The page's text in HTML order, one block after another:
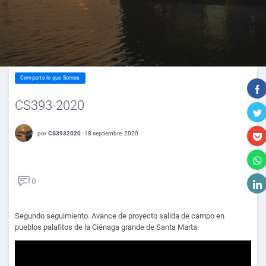
Comparte lo que Somos
CS393-2020
por CS3932020 -18 septiembre, 2020
0
Segundo seguimiento. Avance de proyecto salida de campo en
pueblos palafitos de la Ciénaga grande de Santa Marta.